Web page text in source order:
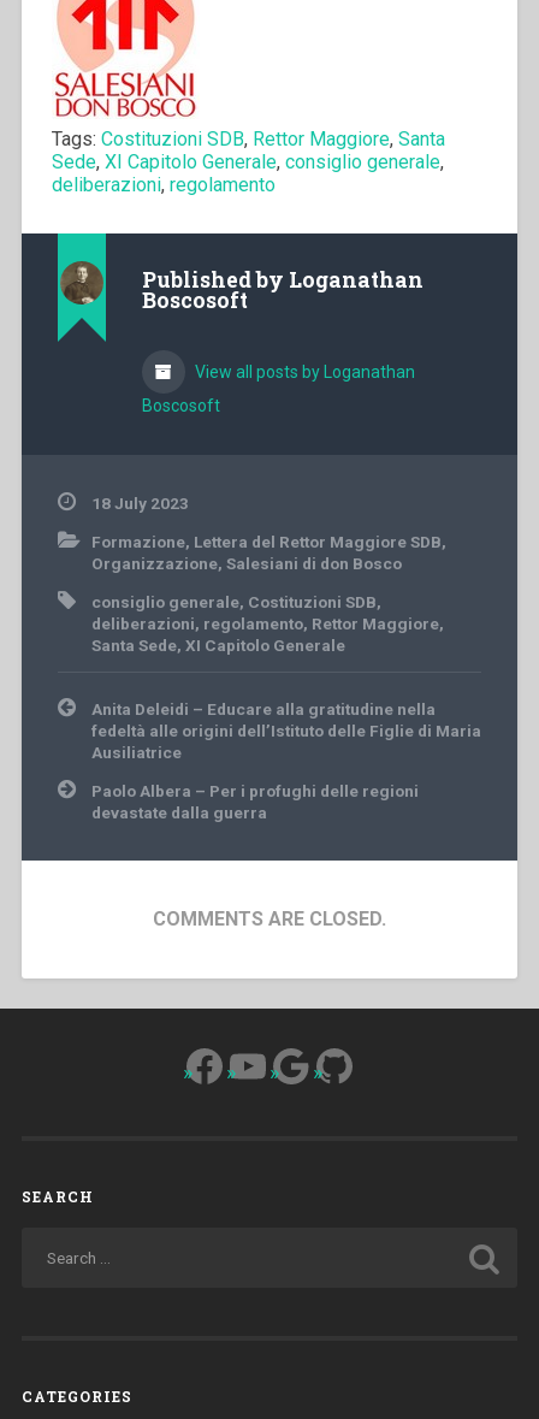
Tags: Costituzioni SDB, Rettor Maggiore, Santa
Sede, XI Capitolo Generale, consiglio generale,
deliberazioni, regolamento
Published by Loganathan
Boscosoft
View all posts by Loganathan
Boscosoft
18 July 2023
Formazione, Lettera del Rettor Maggiore SDB,
Organizzazione, Salesiani di don Bosco
consiglio generale, Costituzioni SDB,
deliberazioni, regolamento, Rettor Maggiore,
Santa Sede, XI Capitolo Generale
Post
navigation
Anita Deleidi – Educare alla gratitudine nella
fedeltà alle origini dell’Istituto delle Figlie di Maria
Ausiliatrice
Paolo Albera – Per i profughi delle regioni
devastate dalla guerra
COMMENTS ARE CLOSED.
Facebook
YouTube
Google
GitHub
SEARCH
CATEGORIES